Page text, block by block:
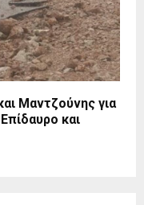
Μαντζούνης για
και